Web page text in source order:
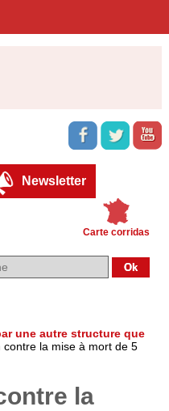
Newsletter
Carte corridas
une autre structure que
contre la mise à mort de 5
la